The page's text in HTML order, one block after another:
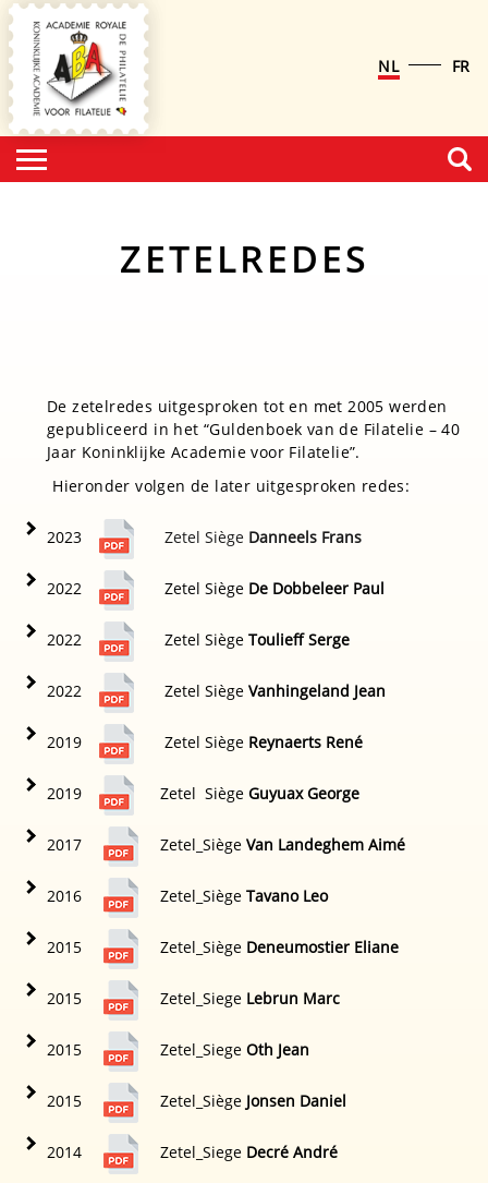
NL FR
ZETELREDES
De zetelredes uitgesproken tot en met 2005 werden
gepubliceerd in het “Guldenboek van de Filatelie – 40
Jaar Koninklijke Academie voor Filatelie”.
Hieronder volgen de later uitgesproken redes:
2023 Zetel Siège Danneels Frans
2022 Zetel Siège De Dobbeleer Paul
2022 Zetel Siège Toulieff Serge
2022 Zetel Siège Vanhingeland Jean
2019 Zetel Siège Reynaerts René
2019 Zetel Siège Guyuax George
2017 Zetel_Siège Van Landeghem Aimé
2016 Zetel_Siège Tavano Leo
2015 Zetel_Siège Deneumostier Eliane
2015 Zetel_Siege Lebrun Marc
2015 Zetel_Siege Oth Jean
2015 Zetel_Siège Jonsen Daniel
2014 Zetel_Siege Decré André